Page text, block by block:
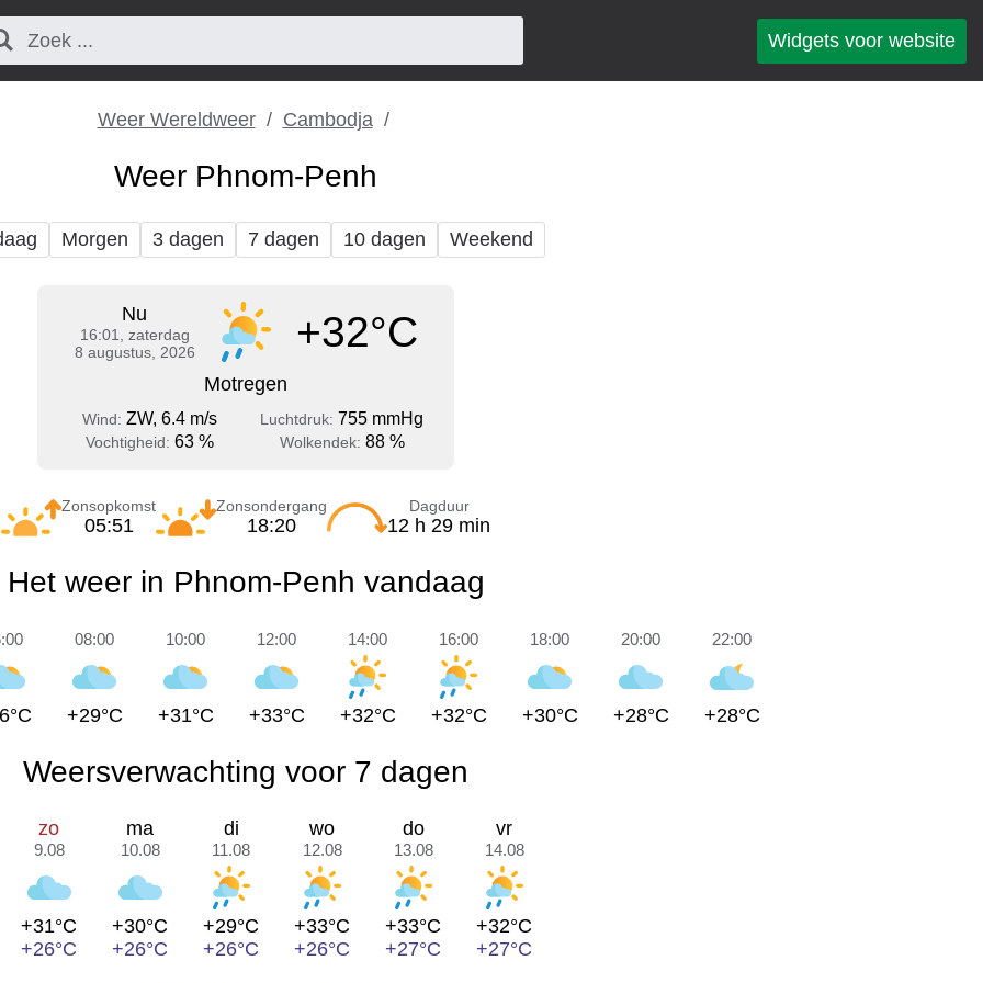
Widgets voor website
Weer Wereldweer Cambodja
Weer Phnom-Penh
Morgen 3 dagen 7 dagen 10 dagen Weekend
Nu
16:01, zaterdag
8 augustus, 2026
+32°C
Motregen
Wind: ZW, 6.4 m/s Luchtdruk: 755 mmHg
Vochtigheid: 63 % Wolkendek: 88 %
Zonsopkomst
05:51
Zonsondergang
18:20
Dagduur
12 h 29 min
Het weer in Phnom-Penh vandaag
08:00
+29°C
10:00
+31°C
12:00
+33°C
14:00
+32°C
16:00
+32°C
18:00
+30°C
20:00
+28°C
22:00
+28°C
Weersverwachting voor 7 dagen
zo
9.08
+31°C
+26°C
ma
10.08
+30°C
+26°C
di
11.08
+29°C
+26°C
wo
12.08
+33°C
+26°C
do
13.08
+33°C
+27°C
vr
14.08
+32°C
+27°C